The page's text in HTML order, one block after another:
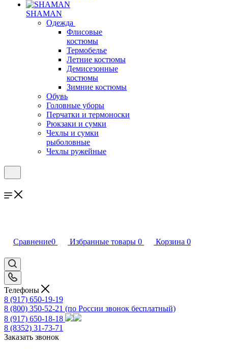
SHAMAN
Одежда
Флисовые
костюмы
Термобелье
Летние костюмы
Демисезонные
костюмы
Зимние костюмы
Обувь
Головные уборы
Перчатки и термоноски
Рюкзаки и сумки
Чехлы и сумки
рыболовные
Чехлы ружейные
Сравнение0 Избранные товары 0 Корзина 0
Телефоны
8 (917) 650-19-19
8 (800) 350-52-21 (по России звонок бесплатный)
8 (917) 650-18-18
8 (8352) 31-73-71
Заказать звонок